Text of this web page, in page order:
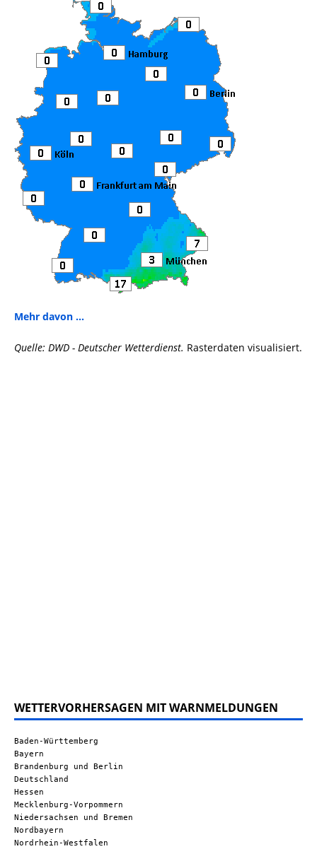
Mehr davon ...
Quelle: DWD - Deutscher Wetterdienst. Rasterdaten visualisiert.
WETTERVORHERSAGEN MIT WARNMELDUNGEN
Baden-Württemberg
Bayern
Brandenburg und Berlin
Deutschland
Hessen
Mecklenburg-Vorpommern
Niedersachsen und Bremen
Nordbayern
Nordrhein-Westfalen